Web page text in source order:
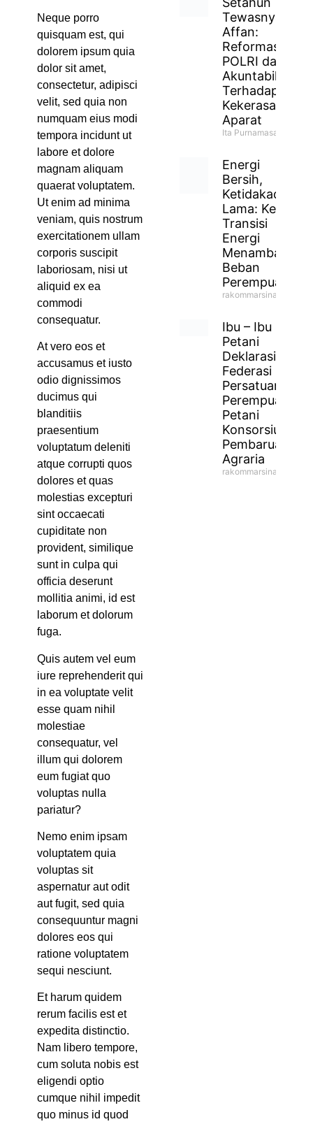
Neque porro
quisquam est, qui
dolorem ipsum quia
dolor sit amet,
consectetur, adipisci
velit, sed quia non
numquam eius modi
tempora incidunt ut
labore et dolore
magnam aliquam
quaerat voluptatem.
Ut enim ad minima
veniam, quis nostrum
exercitationem ullam
corporis suscipit
laboriosam, nisi ut
aliquid ex ea
commodi
consequatur.
At vero eos et
accusamus et iusto
odio dignissimos
ducimus qui
blanditiis
praesentium
voluptatum deleniti
atque corrupti quos
dolores et quas
molestias excepturi
sint occaecati
cupiditate non
provident, similique
sunt in culpa qui
officia deserunt
mollitia animi, id est
laborum et dolorum
fuga.
Quis autem vel eum
iure reprehenderit qui
in ea voluptate velit
esse quam nihil
molestiae
consequatur, vel
illum qui dolorem
eum fugiat quo
voluptas nulla
pariatur?
Nemo enim ipsam
voluptatem quia
voluptas sit
aspernatur aut odit
aut fugit, sed quia
consequuntur magni
dolores eos qui
ratione voluptatem
sequi nesciunt.
Et harum quidem
rerum facilis est et
expedita distinctio.
Nam libero tempore,
cum soluta nobis est
eligendi optio
cumque nihil impedit
quo minus id quod
Tewasnya
Affan:
Reformasi
POLRI dan
Akuntabilitas
Terhadap
Kekerasan
Aparat
Ita Purnamasari
Energi
Bersih,
Ketidakadilan
Lama: Ketika
Transisi
Energi
Menambah
Beban
Perempuan
rakommarsinahfm
Ibu – Ibu
Petani
Deklarasikan
Federasi
Persatuan
Perempuan
Petani
Konsorsium
Pembaruan
Agraria
rakommarsinahfm